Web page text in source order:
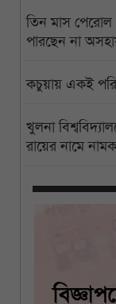
তিন মাস পেরোল
পারছেন না
কচুয়ায় একই
খুলনা
রায়ের নামে